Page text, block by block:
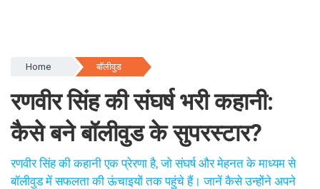
Home बॉलीवुड
रणवीर सिंह की संघर्ष भरी कहानी:
कैसे बने बॉलीवुड के सुपरस्टार?
रणवीर सिंह की कहानी एक प्रेरणा है, जो संघर्ष और मेहनत के माध्यम से
बॉलीवुड में सफलता की ऊंचाइयों तक पहुंचे हैं। जानें कैसे उन्होंने अपने